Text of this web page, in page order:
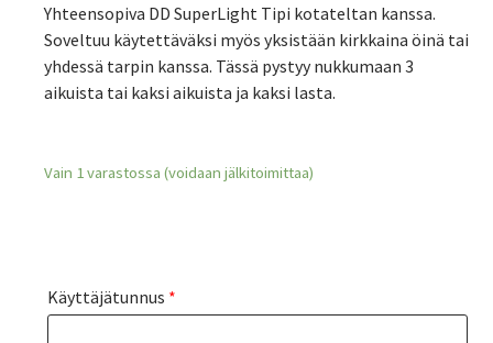
Yhteensopiva DD SuperLight Tipi kotateltan kanssa.
Soveltuu käytettäväksi myös yksistään kirkkaina öinä tai
yhdessä tarpin kanssa. Tässä pystyy nukkumaan 3
aikuista tai kaksi aikuista ja kaksi lasta.
Vain 1 varastossa (voidaan jälkitoimittaa)
Käyttäjätunnus *